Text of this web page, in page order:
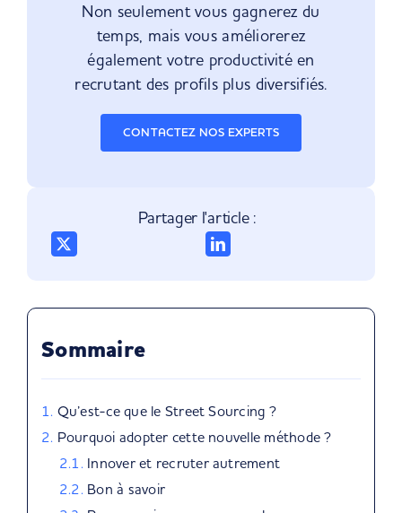
Non seulement vous gagnerez du
temps, mais vous améliorerez
également votre productivité en
recrutant des profils plus diversifiés.
CONTACTEZ NOS EXPERTS
Partager l'article :
Sommaire
Qu’est-ce que le Street Sourcing ?
Pourquoi adopter cette nouvelle méthode ?
Innover et recruter autrement
Bon à savoir